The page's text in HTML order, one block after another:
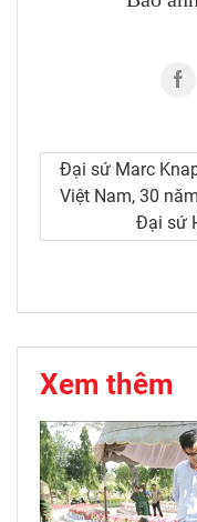
Đại sứ Marc
Việt Nam, 30
Đại sứ
Xem thêm